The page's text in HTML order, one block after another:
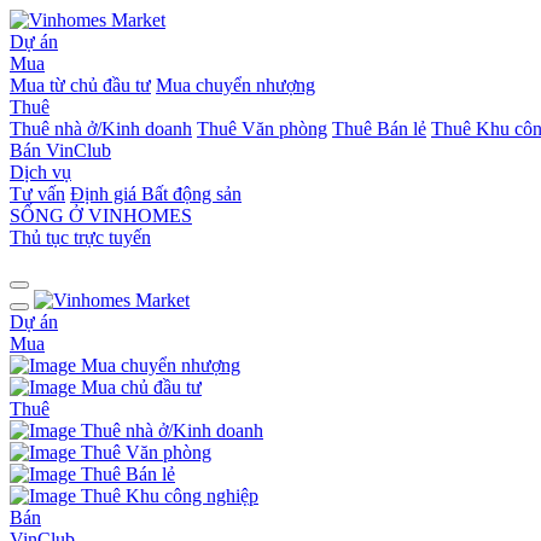
Dự án
Mua
Mua từ chủ đầu tư Mua chuyển nhượng
Thuê
Thuê nhà ở/Kinh doanh Thuê Văn phòng Thuê Bán lẻ Thuê Khu
Bán VinClub
Dịch vụ
Tư vấn Định giá Bất động sản
SỐNG Ở VINHOMES
Thủ tục trực tuyến
Dự án
Mua
Mua chuyển nhượng
Mua chủ đầu tư
Thuê
Thuê nhà ở/Kinh doanh
Thuê Văn phòng
Thuê Bán lẻ
Thuê Khu công nghiệp
Bán